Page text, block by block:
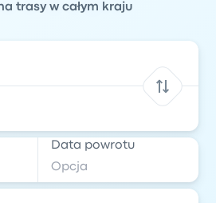
trasy w całym kraju
Data powrotu